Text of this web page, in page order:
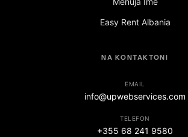
Easy Rent Albania
NA KONTAKTONI
EMAIL
info@upwebservices.com
TELEFON
+355 68 241 9580